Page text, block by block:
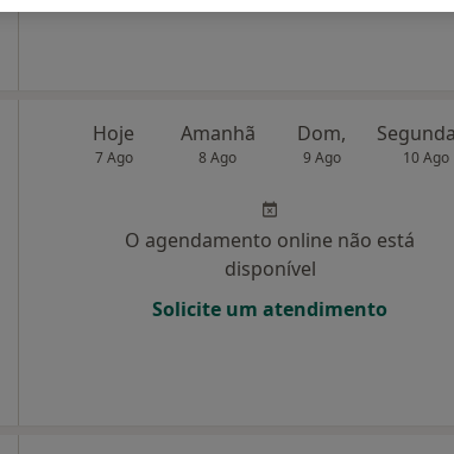
Hoje
7 Ago
Amanhã
8 Ago
Dom,
9 Ago 10 Ago
O agendamento online não está
disponível
Solicite um atendimento